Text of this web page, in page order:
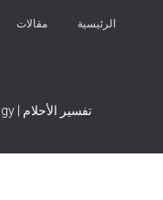
الرئيسية مقالات
تفسير الأحلام | Made with ❤️ by AYO Technology